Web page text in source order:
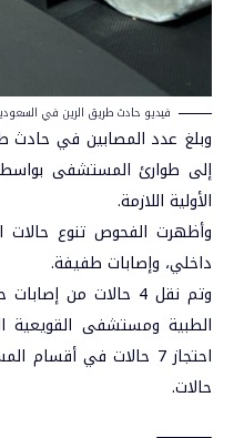
فيديو حادث طريق الرين في
إلى طوارئ المستشفى بواسطة
الأولية اللازمة.
وأظهرت الفحوص تنوع حالات
داخلي، وإصابات طفيفة.
وتم نقل 4 حالات من
الطبية ومستشفى القويعية
حالات.